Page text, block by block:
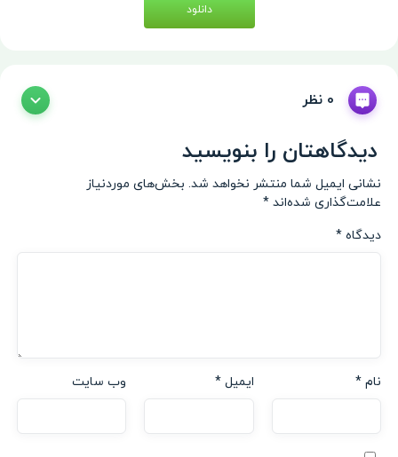
دانلود
0 نظر
دیدگاهتان را بنویسید
نشانی ایمیل شما منتشر نخواهد شد. بخش‌های موردنیاز
علامت‌گذاری شده‌اند *
دیدگاه *
نام * ایمیل* وب‌ سایت